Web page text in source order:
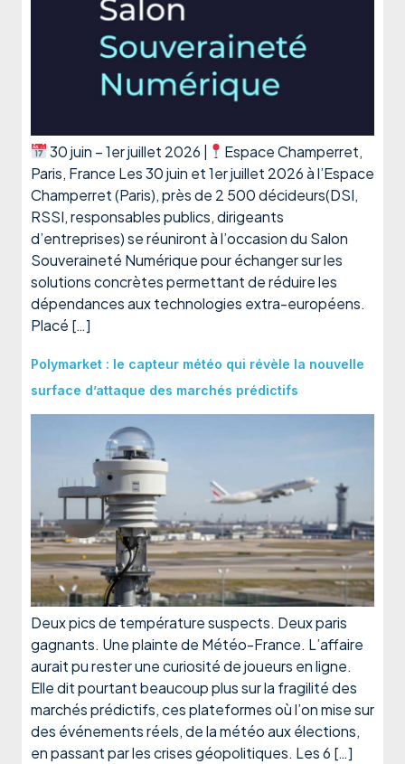
30 juin – 1er juillet 2026 |
Espace Champerret,
Paris, France Les 30 juin et 1er juillet 2026 à l’Espace
Champerret (Paris), près de 2 500 décideurs(DSI,
RSSI, responsables publics, dirigeants
d’entreprises) se réuniront à l’occasion du Salon
Souveraineté Numérique pour échanger sur les
solutions concrètes permettant de réduire les
dépendances aux technologies extra-européens.
Placé […]
Polymarket : le capteur météo qui révèle la nouvelle
surface d’attaque des marchés prédictifs
Deux pics de température suspects. Deux paris
gagnants. Une plainte de Météo-France. L’affaire
aurait pu rester une curiosité de joueurs en ligne.
Elle dit pourtant beaucoup plus sur la fragilité des
marchés prédictifs, ces plateformes où l’on mise sur
des événements réels, de la météo aux élections,
en passant par les crises géopolitiques. Les 6 […]